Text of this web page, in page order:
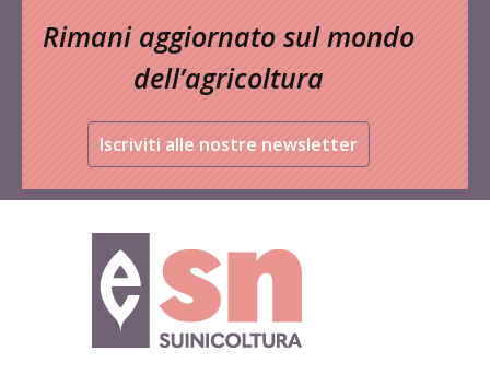
Rimani aggiornato sul mondo
dell’agricoltura
Iscriviti alle nostre newsletter